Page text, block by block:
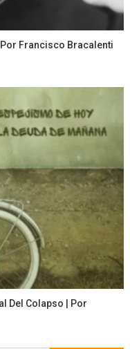
Francisco Bracalenti
Del Colapso | Por